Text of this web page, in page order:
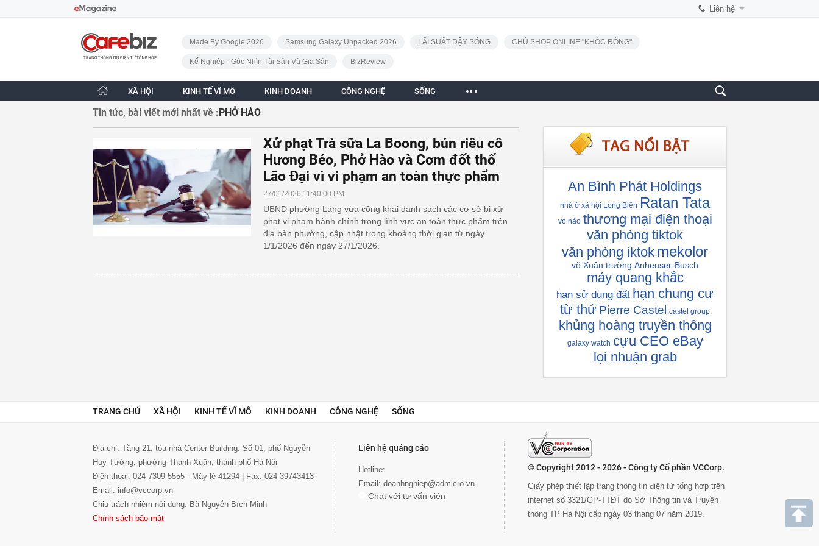
Liên hệ
CafeBiz - Trang chủ
Made By Google 2026
Samsung Galaxy Unpacked 2026 LÃI SUẤT DẬY SÓNG CHỦ SHOP ONLINE "KHÓC RÒNG"
Kế Nghiệp - Góc Nhìn Tài Sản Và Gia Sản BizReview
XÃ HỘI KINH TẾ VĨ MÔ KINH DOANH CÔNG NGHỆ SỐNG
Tin tức, bài viết mới nhất về :PHỞ HÀO
Xử phạt Trà sữa La Boong, bún riêu cô
Hương Béo, Phở Hào và Cơm đốt thố
Lão Đại vì vi phạm an toàn thực phẩm
27/01/2026 11:40:00 PM
UBND phường Láng vừa công khai danh sách các cơ sở bị xử
phạt vi phạm hành chính trong lĩnh vực an toàn thực phẩm trên
địa bàn phường, cập nhật trong khoảng thời gian từ ngày
1/1/2026 đến ngày 27/1/2026.
An Bình Phát Holdings
nhà ở xã hội Long Biên Ratan Tata
vỏ não thương mại điện thoại
văn phòng tiktok
văn phòng iktok mekolor
võ Xuân trường Anheuser-Busch
máy quang khắc
hạn sử dụng đất hạn chung cư
từ thứ Pierre Castel castel group
khủng hoàng truyền thông
galaxy watch cựu CEO eBay
lọi nhuận grab
TRANG CHỦ XÃ HỘI KINH TẾ VĨ MÔ KINH DOANH CÔNG NGHỆ SỐNG
Địa chỉ: Tầng 21, tòa nhà Center Building. Số 01, phố Nguyễn
Huy Tưởng, phường Thanh Xuân, thành phố Hà Nội
Điện thoại: 024 7309 5555 - Máy lẻ 41294 | Fax: 024-39743413
Email: info@vccorp.vn
Chịu trách nhiệm nội dung: Bà Nguyễn Bích Minh
Chính sách bảo mật
Liên hệ quảng cáo
Hotline:
Email: doanhnghiep@admicro.vn
Chat với tư vấn viên
© Copyright 2012 - 2026 - Công ty Cổ phần VCCorp.
Giấy phép thiết lập trang thông tin điện tử tổng hợp trên
internet số 3321/GP-TTĐT do Sở Thông tin và Truyền
thông TP Hà Nội cấp ngày 03 tháng 07 năm 2019.